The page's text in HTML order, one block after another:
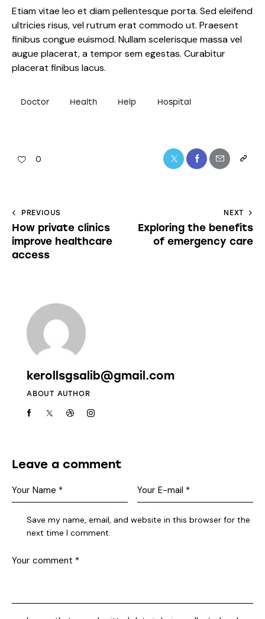
Etiam vitae leo et diam pellentesque porta. Sed eleifend
ultricies risus, vel rutrum erat commodo ut. Praesent
finibus congue euismod. Nullam scelerisque massa vel
augue placerat, a tempor sem egestas. Curabitur
placerat finibus lacus.
Doctor Health Help Hospital
0
PREVIOUS
How private clinics
improve healthcare
access
NEXT
Exploring the benefits
of emergency care
kerollsgsalib@gmail.com
ABOUT AUTHOR
Leave a comment
Save my name, email, and website in this browser for the
next time I comment.
Flu & COVID
Vaccines
Available Now
Protect yourself and your loved ones. Book your